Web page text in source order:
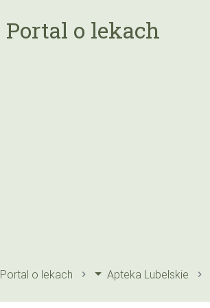
Portal o lekach
Portal o lekach Apteka Lubelskie